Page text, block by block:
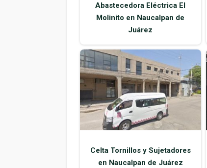
Abastecedora Eléctrica El
Molinito en Naucalpan de
Juárez
Celta Tornillos y Sujetadores
en Naucalpan de Juárez